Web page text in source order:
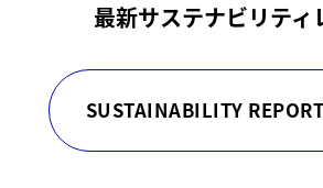
最新サステナビリティ
SUSTAINABILITY